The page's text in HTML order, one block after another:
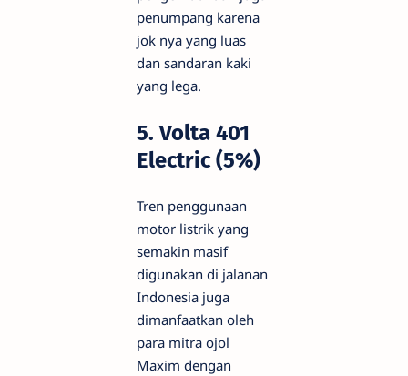
penumpang karena
jok nya yang luas
dan sandaran kaki
yang lega.
5. Volta 401
Electric (5%)
Tren penggunaan
motor listrik yang
semakin masif
digunakan di jalanan
Indonesia juga
dimanfaatkan oleh
para mitra ojol
Maxim dengan